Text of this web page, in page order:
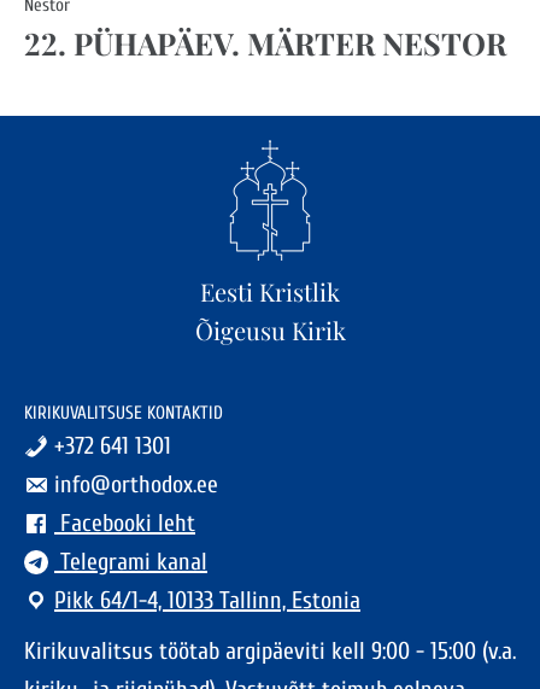
Nestor
22. PÜHAPÄEV. MÄRTER NESTOR
Eesti Kristlik
Õigeusu Kirik
KIRIKUVALITSUSE KONTAKTID
+372 641 1301
info@orthodox.ee
Facebooki leht
Telegrami kanal
Pikk 64/1-4, 10133 Tallinn, Estonia
Kirikuvalitsus töötab argipäeviti kell 9:00 - 15:00 (v.a.